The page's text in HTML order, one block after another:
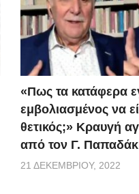
«Πως τα κατάφερα
εμβoλιασμένος να
θετικός;» Κραυγή
από τον Γ.
21 ΔΕΚΕΜΒΡΊΟΥ, 2022